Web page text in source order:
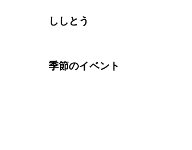
ししとう
季節のイベント